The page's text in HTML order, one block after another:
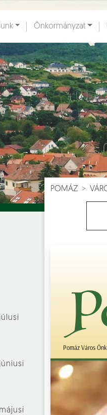
tartalomhoz
Önkormányzat
POMÁZ
Események [